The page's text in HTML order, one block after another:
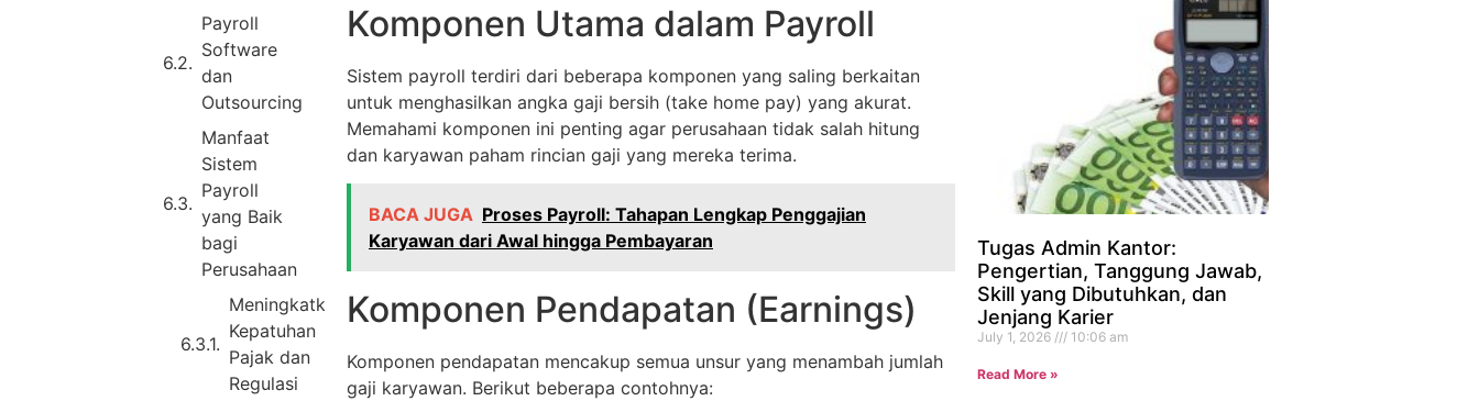
Payroll
Software
dan
Outsourcing
Manfaat
Sistem
Payroll
yang Baik
bagi
Perusahaan
Meningkatkan
Kepatuhan
Pajak dan
Regulasi
Komponen Utama dalam Payroll
Sistem payroll terdiri dari beberapa komponen yang saling berkaitan
untuk menghasilkan angka gaji bersih (take home pay) yang akurat.
Memahami komponen ini penting agar perusahaan tidak salah hitung
dan karyawan paham rincian gaji yang mereka terima.
BACA JUGA Proses Payroll: Tahapan Lengkap Penggajian
Karyawan dari Awal hingga Pembayaran
Komponen Pendapatan (Earnings)
Komponen pendapatan mencakup semua unsur yang menambah jumlah
gaji karyawan. Berikut beberapa contohnya:
Tugas Admin Kantor:
Pengertian, Tanggung Jawab,
Skill yang Dibutuhkan, dan
Jenjang Karier
July 1, 2026 10:06 am
Read More »